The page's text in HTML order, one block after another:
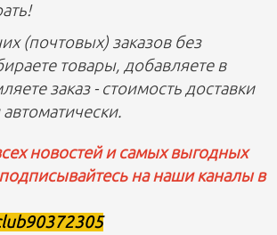
(почтовых) заказов без
товары, добавляете в
заказ - стоимость доставки
новостей и самых выгодных
на наши каналы в